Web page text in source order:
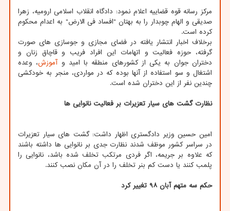
مرکز رسانه قوه قضاییه اعلام نمود: دادگاه انقلاب اسلامی ارومیه، زهرا
صدیقی و الهام چوبدار را به بهتان "افساد فی الارض" به اعدام محکوم
کرده است.
برخلاف اخبار انتشار یافته در فضای مجازی و جوسازی های صورت
گرفته، حوزه فعالیت و اتهامات این افراد فریب و قاچاق زنان و
دختران جوان به یکی از کشورهای منطقه با امید و آموزش، وعده
اشتغال و سو استفاده از آنها بوده که در مواردی، منجر به خودکشی
چندین نفر از این دختران شده است.
نظارت گشت های سیار تعزیرات بر فعالیت نانوایی ها
امین حسین وزیر دادگستری اظهار داشت: گشت های سیار تعزیرات
در سراسر کشور موظف شدند نظارت جدی بر نانوایی ها داشته باشند
که علاوه بر جریمه، اگر فردی مرتکب تخلف شده باشد، نانوایی را
پلمب کنند یا دست کم بنر تخلف را در آن مکان نصب کنند.
حکم سه متهم آبان ۹۸ تغییر کرد